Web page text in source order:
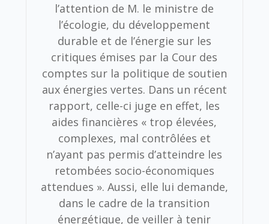
l’attention de M. le ministre de
l’écologie, du développement
durable et de l’énergie sur les
critiques émises par la Cour des
comptes sur la politique de soutien
aux énergies vertes. Dans un récent
rapport, celle-ci juge en effet, les
aides financières « trop élevées,
complexes, mal contrôlées et
n’ayant pas permis d’atteindre les
retombées socio-économiques
attendues ». Aussi, elle lui demande,
dans le cadre de la transition
énergétique, de veiller à tenir